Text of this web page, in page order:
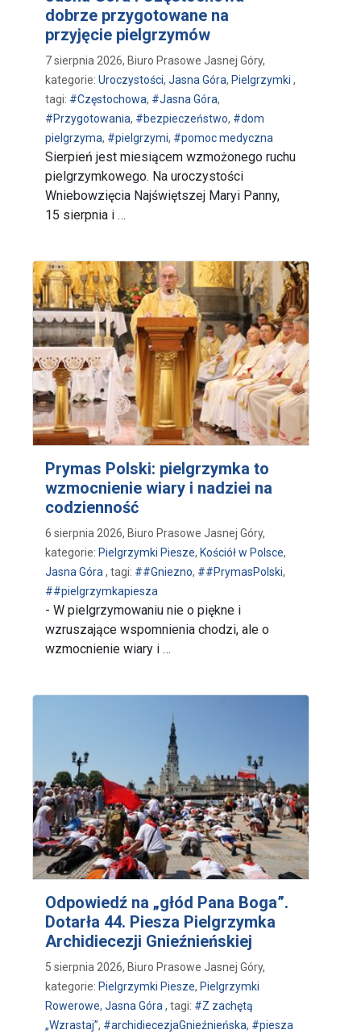
dobrze przygotowane na
przyjęcie pielgrzymów
7 sierpnia 2026, Biuro Prasowe Jasnej Góry,
kategorie: Uroczystości, Jasna Góra, Pielgrzymki ,
tagi: #Częstochowa, #Jasna Góra,
#Przygotowania, #bezpieczeństwo, #dom
pielgrzyma, #pielgrzymi, #pomoc medyczna
Sierpień jest miesiącem wzmożonego ruchu
pielgrzymkowego. Na uroczystości
Wniebowzięcia Najświętszej Maryi Panny,
15 sierpnia i …
Prymas Polski: pielgrzymka to
wzmocnienie wiary i nadziei na
codzienność
6 sierpnia 2026, Biuro Prasowe Jasnej Góry,
kategorie: Pielgrzymki Piesze, Kościół w Polsce,
Jasna Góra , tagi: ##Gniezno, ##PrymasPolski,
##pielgrzymkapiesza
- W pielgrzymowaniu nie o piękne i
wzruszające wspomnienia chodzi, ale o
wzmocnienie wiary i …
Odpowiedź na „głód Pana Boga”.
Dotarła 44. Piesza Pielgrzymka
Archidiecezji Gnieźnieńskiej
5 sierpnia 2026, Biuro Prasowe Jasnej Góry,
kategorie: Pielgrzymki Piesze, Pielgrzymki
Rowerowe, Jasna Góra , tagi: #Z zachętą
„Wzrastaj”, #archidiecezjaGnieźnieńska, #piesza